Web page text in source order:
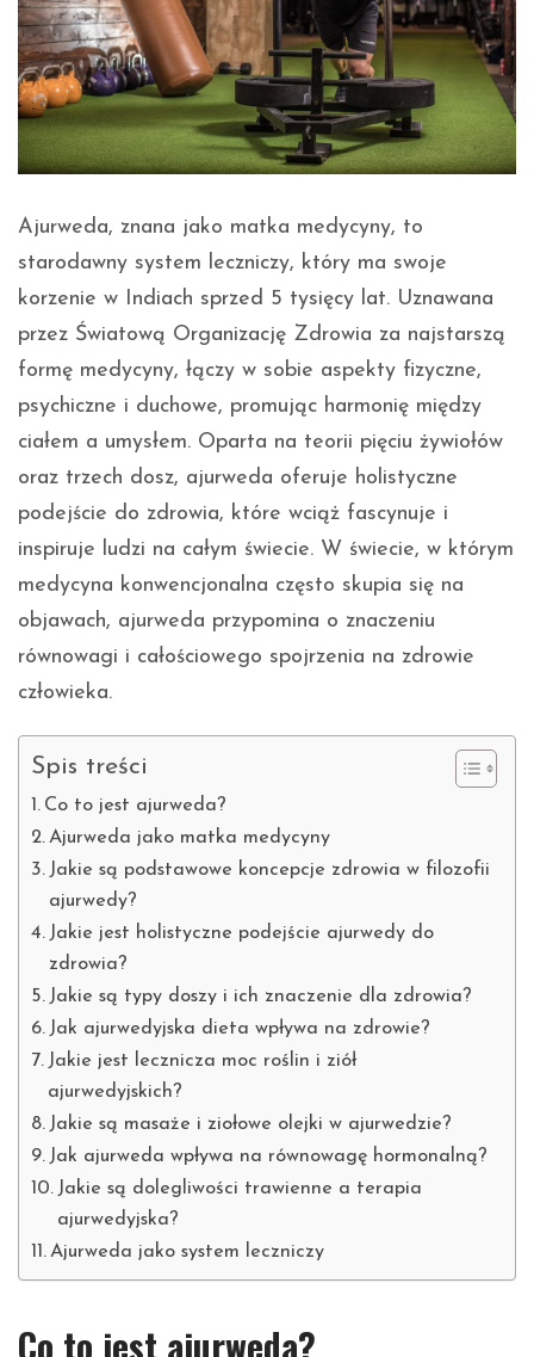
Ajurweda, znana jako matka medycyny, to
starodawny system leczniczy, który ma swoje
korzenie w Indiach sprzed 5 tysięcy lat. Uznawana
przez Światową Organizację Zdrowia za najstarszą
formę medycyny, łączy w sobie aspekty fizyczne,
psychiczne i duchowe, promując harmonię między
ciałem a umysłem. Oparta na teorii pięciu żywiołów
oraz trzech dosz, ajurweda oferuje holistyczne
podejście do zdrowia, które wciąż fascynuje i
inspiruje ludzi na całym świecie. W świecie, w którym
medycyna konwencjonalna często skupia się na
objawach, ajurweda przypomina o znaczeniu
równowagi i całościowego spojrzenia na zdrowie
człowieka.
Spis treści
Co to jest ajurweda?
Ajurweda jako matka medycyny
Jakie są podstawowe koncepcje zdrowia w filozofii
ajurwedy?
Jakie jest holistyczne podejście ajurwedy do
zdrowia?
Jakie są typy doszy i ich znaczenie dla zdrowia?
Jak ajurwedyjska dieta wpływa na zdrowie?
Jakie jest lecznicza moc roślin i ziół
ajurwedyjskich?
Jakie są masaże i ziołowe olejki w ajurwedzie?
Jak ajurweda wpływa na równowagę hormonalną?
Jakie są dolegliwości trawienne a terapia
ajurwedyjska?
Ajurweda jako system leczniczy
Co to jest ajurweda?